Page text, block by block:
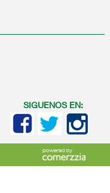
SIGUENOS EN: